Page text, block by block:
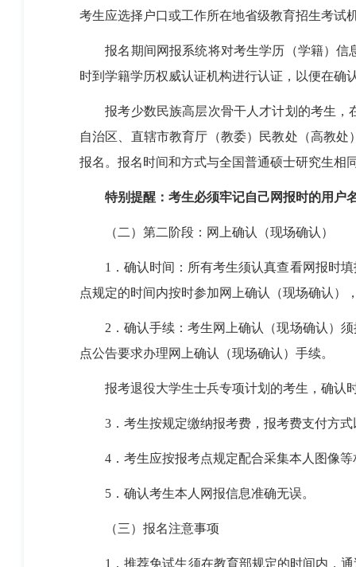
考生应选择户口或工作所在地省级教育招生考试
报名期间网报系统将对考生学历（学籍）
时到学籍学历权威认证机构进行认证，以便在确
报考少数民族高层次骨干人才计划的考生，
自治区、直辖市教育厅（教委）民教处（高教
报名。报名时间和方式与全国普通硕士研究生相
特别提醒：考生必须牢记自己网报时的用户
（二）第二阶段：网上确认（现场确认）
1 ．确认时间：所有考生须认真查看网报时
点规定的时间内按时参加网上确认（现场确认）
2 ．确认手续：考生网上确认（现场确认）
点公告要求办理网上确认（现场确认）手续。
报考退役大学生士兵专项计划的考生，确认
3 ．考生按规定缴纳报考费，报考费支付方
4 ．考生应按报考点规定配合采集本人图像
5 ．确认考生本人网报信息准确无误。
（三）报名注意事项
1 ．推荐免试生须在教育部规定的时间内，